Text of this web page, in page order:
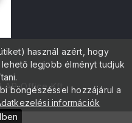
AP-Office Kft.
használ azért, hogy
legjobb élményt tudjuk
böngészéssel hozzájárul a
információk